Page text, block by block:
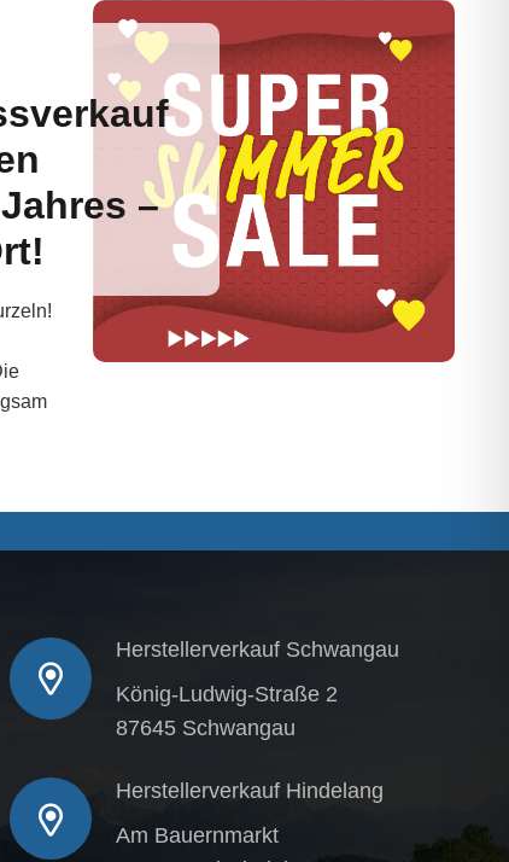
–
Herstellerverkauf Schwangau
König-Ludwig-Straße 2
87645 Schwangau
Herstellerverkauf Hindelang
Am Bauernmarkt